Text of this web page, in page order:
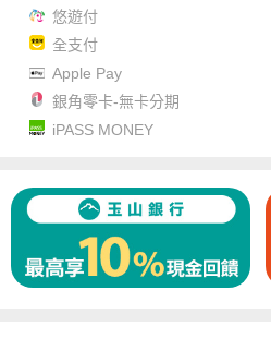
悠遊付
全支付
Apple Pay
銀角零卡-無卡分期
iPASS MONEY